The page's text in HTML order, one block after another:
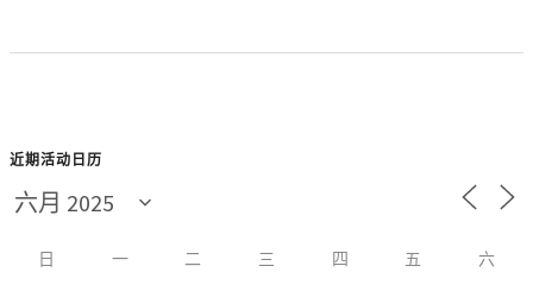
近期活动日历
日 一 二 三 四 五 六